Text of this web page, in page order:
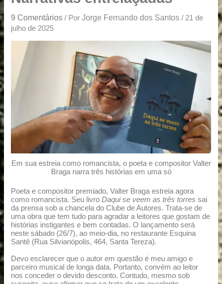
a
e
9 Comentários / PorJorge Fernando dos Santos/ 21 de
julho de 2025
Em sua estreia como romancista, o poeta e compositor Valter
Braga narra três histórias em uma só
Poeta e compositor premiado, Valter Braga estreia agora
como romancista. Seu livroDaqui se veem as três torres sai
da prensa sob a chancela do Clube de Autores. Trata-se de
uma obra que tem tudo para agradar a leitores que gostam de
histórias instigantes e bem contadas. O lançamento será
neste sábado (26/7), ao meio-dia, no restaurante Esquina
Santê (Rua Silvianópolis, 464, Santa Tereza).
Devo esclarecer que o autor em questão é meu amigo e
parceiro musical de longa data. Portanto, convém ao leitor
nos conceder o devido desconto. Contudo, mesmo sob